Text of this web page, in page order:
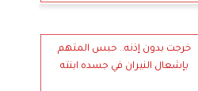
خرجت بدون إذنه.. حبس المتهم
بإشعال النيران في جسده ابنته